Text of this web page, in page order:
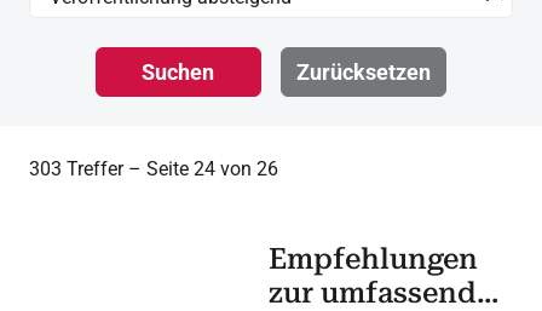
Suchen Zurücksetzen
303 Treffer – Seite 24 von 26
Empfehlungen
zur umfassenden